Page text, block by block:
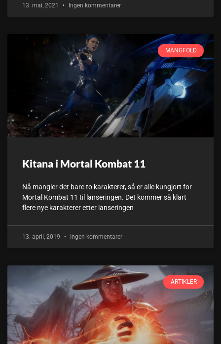
13. mai, 2021 Ingen kommentarer
MANGFOLD
Kitana i Mortal Kombat 11
Nå mangler det bare to karakterer, så er alle kungjort for
Mortal Kombat 11 til lanseringen. Det kommer så klart
flere nye karakterer etter lanseringen
13. april, 2019 Ingen kommentarer
ARTIKLER